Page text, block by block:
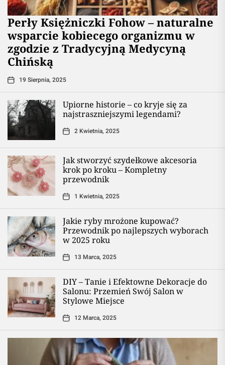
Perły Księżniczki Fohow – naturalne
wsparcie kobiecego organizmu w
zgodzie z Tradycyjną Medycyną
Chińską
19 Sierpnia, 2025
Upiorne historie – co kryje się za
najstraszniejszymi legendami?
2 Kwietnia, 2025
Jak stworzyć szydełkowe akcesoria
krok po kroku – Kompletny
przewodnik
1 Kwietnia, 2025
Jakie ryby mrożone kupować?
Przewodnik po najlepszych wyborach
w 2025 roku
13 Marca, 2025
DIY – Tanie i Efektowne Dekoracje do
Salonu: Przemień Swój Salon w
Stylowe Miejsce
12 Marca, 2025